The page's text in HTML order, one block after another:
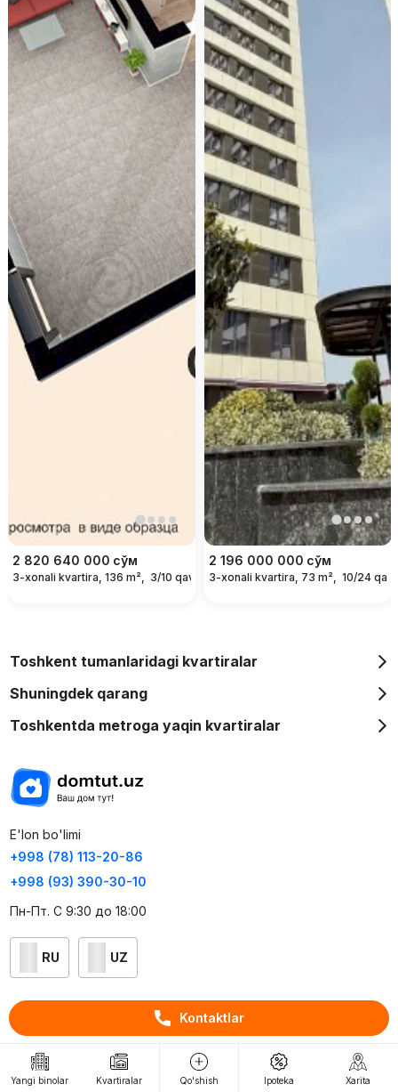
Kontaktlar
2 820 640 000 сўм
3-xonali kvartira, 136 m², 3/10 qavat
2 196 000 000 сўм
3-xonali kvartira, 73 m², 10/24
Yangi binolar Kvartiralar Qo'shish Ipoteka Xarita
Toshkent tumanlaridagi kvartiralar
Shuningdek qarang
Toshkentda metroga yaqin kvartiralar
E'lon bo'limi
+998 (78) 113-20-86
+998 (93) 390-30-10
Пн-Пт. С 9:30 до 18:00
RU UZ
Kontaktlar
loyiha haqida
Webnow © loyihasi